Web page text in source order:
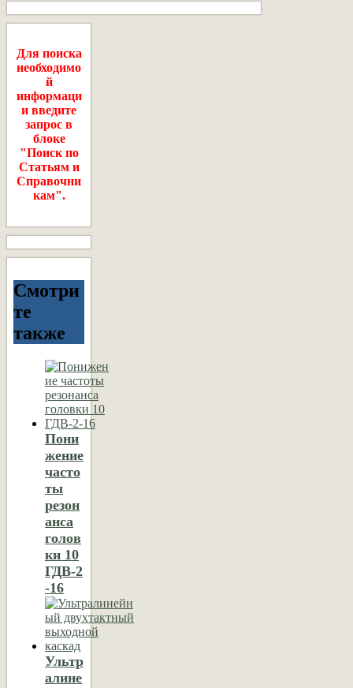
Для поиска
необходимо
й
информаци
и введите
запрос в
блоке
"Поиск по
Статьям и
Справочни
кам".
Смотри
те
также
Пони
жение
часто
ты
резон
анса
голов
ки 10
ГДВ-2
-16
Ультр
алине